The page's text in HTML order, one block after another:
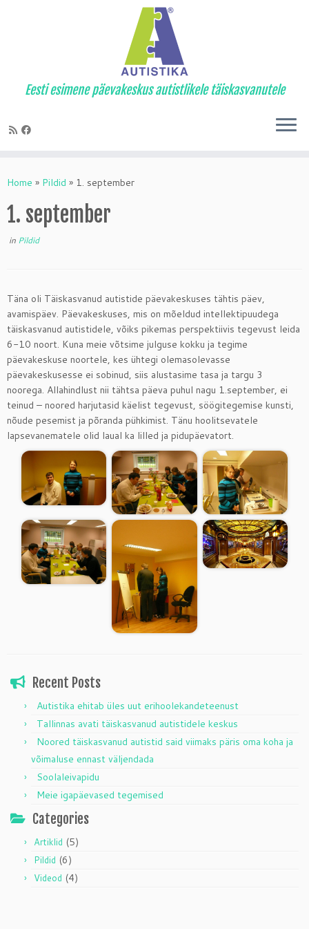
to
Eesti esimene päevakeskus autistlikele täiskasvanutele
Home » Pildid » 1. september
1. september
in Pildid
Täna oli Täiskasvanud autistide päevakeskuses tähtis päev,
avamispäev. Päevakeskuses, mis on mõeldud intellektipuudega
täiskasvanud autistidele, võiks pikemas perspektiivis tegevust leida
6-10 noort. Kuna meie võtsime julguse kokku ja tegime
päevakeskuse noortele, kes ühtegi olemasolevasse
päevakeskusesse ei sobinud, siis alustasime tasa ja targu 3
noorega. Allahindlust nii tähtsa päeva puhul nagu 1.september, ei
teinud – noored harjutasid käelist tegevust, söögitegemise kunsti,
nõude pesemist ja põranda pühkimist. Tänu hoolitsevatele
lapsevanematele olid laual ka lilled ja pidupäevatort.
Recent Posts
Autistika ehitab üles uut erihoolekandeteenust
Tallinnas avati täiskasvanud autistidele keskus
Noored täiskasvanud autistid said viimaks päris oma koha ja
võimaluse ennast väljendada
Soolaleivapidu
Meie igapäevased tegemised
Categories
Artiklid (5)
Pildid (6)
Videod (4)